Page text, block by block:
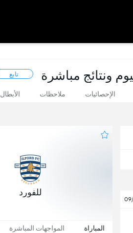
ونتائج مباشرة تابع
الإحصائيات ملاحظات الأبطال
للفورد
المباراة المواجهات المباشرة